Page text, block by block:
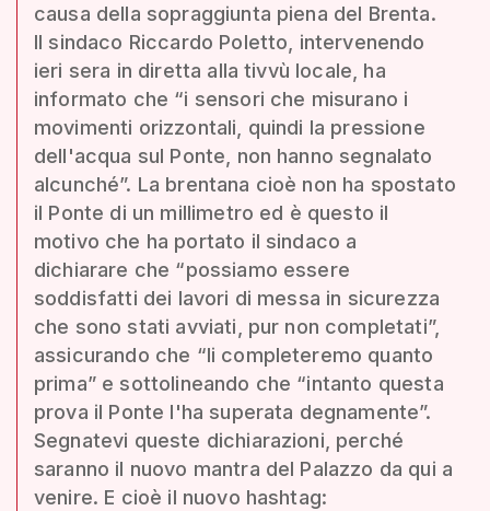
causa della sopraggiunta piena del Brenta.
Il sindaco Riccardo Poletto, intervenendo
ieri sera in diretta alla tivvù locale, ha
informato che “i sensori che misurano i
movimenti orizzontali, quindi la pressione
dell'acqua sul Ponte, non hanno segnalato
alcunché”. La brentana cioè non ha spostato
il Ponte di un millimetro ed è questo il
motivo che ha portato il sindaco a
dichiarare che “possiamo essere
soddisfatti dei lavori di messa in sicurezza
che sono stati avviati, pur non completati”,
assicurando che “li completeremo quanto
prima” e sottolineando che “intanto questa
prova il Ponte l'ha superata degnamente”.
Segnatevi queste dichiarazioni, perché
saranno il nuovo mantra del Palazzo da qui a
venire. E cioè il nuovo hashtag: